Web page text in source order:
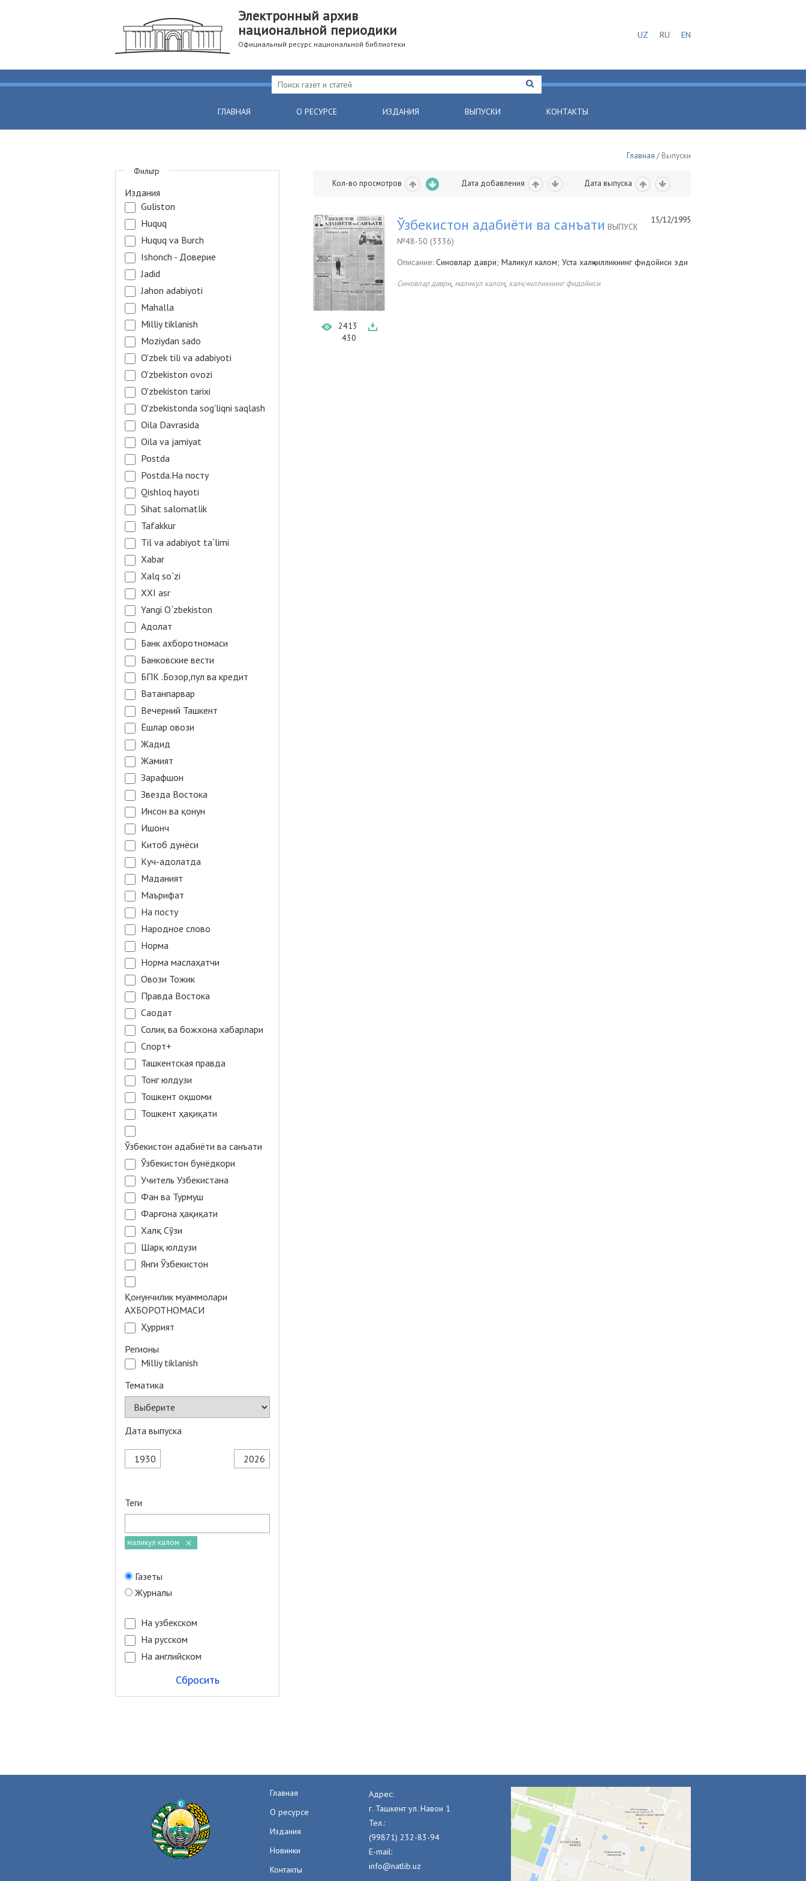
Электронный архив
национальной периодики
Официальный ресурс национальной библиотеки
UZ RU EN
ГЛАВНАЯ О РЕСУРСЕ ИЗДАНИЯ ВЫПУСКИ КОНТАКТЫ
Главная / Выпуски
Кол-во просмотров Дата добавления Дата выпуска
2413
430
15/12/1995
Ўзбекистон адабиёти ва санъати ВЫПУСК
№48-50 (3336)
Описание: Синовлар даври; Маликул калом; Уста халқчилликнинг фидойиси эди
Синовлар даври, маликул калом, халқчилликнинг фидойиси
Фильтр
Издания
Guliston
Huquq
Huquq va Burch
Ishonch - Доверие
Jadid
Jahon adabiyoti
Mahalla
Milliy tiklanish
Moziydan sado
O'zbek tili va adabiyoti
O'zbekiston ovozi
O'zbekiston tarixi
O'zbekistonda sog'liqni saqlash
Oila Davrasida
Oila va jamiyat
Postda
Postda.На посту
Qishloq hayoti
Sihat salomatlik
Tafakkur
Til va adabiyot ta`limi
Xabar
Xalq so`zi
XXI asr
Yangi O`zbekiston
Адолат
Банк ахборотномаси
Банковские вести
БПК .Бозор,пул ва кредит
Ватанпарвар
Вечерний Ташкент
Ёшлар овози
Жадид
Жамият
Зарафшон
Звезда Востока
Инсон ва қонун
Ишонч
Китоб дунёси
Куч-адолатда
Маданият
Маърифат
На посту
Народное слово
Норма
Норма маслаҳатчи
Овози Тожик
Правда Востока
Саодат
Солиқ ва божхона хабарлари
Спорт+
Ташкентская правда
Тонг юлдузи
Тошкент оқшоми
Тошкент ҳақиқати
Ўзбекистон адабиёти ва санъати
Ўзбекистон бунёдкори
Учитель Узбекистана
Фан ва Турмуш
Фарғона ҳақиқати
Халқ Сўзи
Шарқ юлдузи
Янги Ўзбекистон
Қонунчилик муаммолари
АХБОРОТНОМАСИ
Ҳуррият
Регионы
Milliy tiklanish
Тематика
Дата выпуска
Теги
маликул калом
Газеты
Журналы
На узбекском
На русском
На английском
Сбросить
Главная
О ресурсе
Издания
Новинки
Контакты
Адрес:
г. Ташкент ул. Навои 1
Тел.:
(99871) 232-83-94
E-mail:
info@natlib.uz